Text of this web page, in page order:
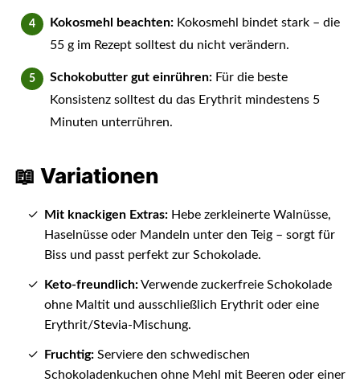
Kokosmehl beachten:Kokosmehl bindet stark – die
55 g im Rezept solltest du nicht verändern.
Schokobutter gut einrühren:Für die beste
Konsistenz solltest du das Erythrit mindestens 5
Minuten unterrühren.
📖 Variationen
Mit knackigen Extras:Hebe zerkleinerte Walnüsse,
Haselnüsse oder Mandeln unter den Teig – sorgt für
Biss und passt perfekt zur Schokolade.
Keto-freundlich:Verwende zuckerfreie Schokolade
ohne Maltit und ausschließlich Erythrit oder eine
Erythrit/Stevia-Mischung.
Fruchtig:Serviere den schwedischen
Schokoladenkuchen ohne Mehl mit Beeren oder einer